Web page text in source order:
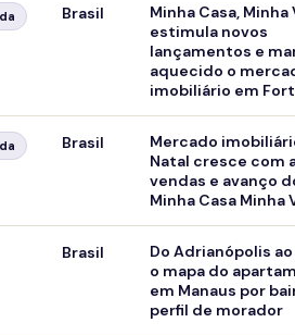
Brasil
Minha Casa, Minha
estimula novos
lançamentos e
aquecido o
imobiliário em
Brasil
Mercado
Natal cresce com
vendas e avanço
Minha Casa Minha
Brasil
Do Adrianópolis
o mapa do
em Manaus por
perfil de morador